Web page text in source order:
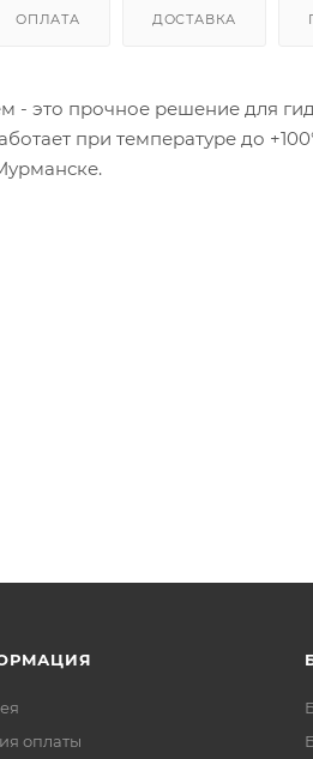
ОПЛАТА ДОСТАВКА
- это прочное решение для
при температуре до
оплаты